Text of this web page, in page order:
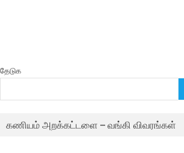
தேடுக
கணியம் அறக்கட்டளை – வங்கி விவரங்கள்